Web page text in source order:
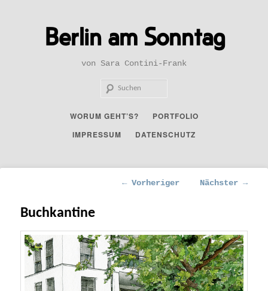
Berlin am Sonntag
von Sara Contini-Frank
HauptmenüWORUM GEHT’S?
PORTFOLIO
IMPRESSUM
DATENSCHUTZ
Beitragsnavigation
←Vorheriger Nächster →
Buchkantine